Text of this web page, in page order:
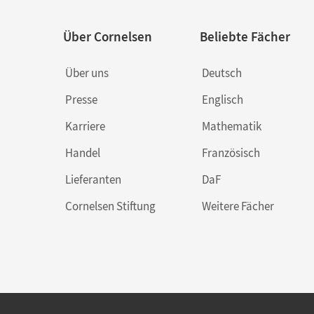
Über Cornelsen
Über uns
Presse
Karriere
Handel
Lieferanten
Cornelsen Stiftung
Beliebte Fächer
Deutsch
Englisch
Mathematik
Französisch
DaF
Weitere Fächer